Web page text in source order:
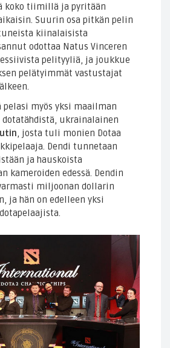
koko tiimillä ja pyritään
Suurin osa pitkän pelin
kiinalaisista
odottaa Natus Vinceren
pelityyliä, ja joukkue
pelätyimmät vastustajat
pelasi myös yksi maailman
ukrainalainen
, josta tuli monien Dotaa
Dendi tunnetaan
ja hauskoista
kameroiden edessä. Dendin
miljoonan dollarin
ja hän on edelleen yksi